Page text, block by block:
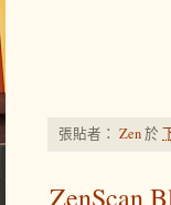
張貼者： Zen於
ZenScan